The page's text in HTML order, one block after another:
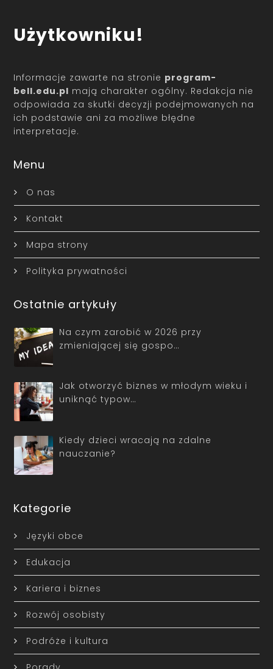
Użytkowniku!
Informacje zawarte na stronie program-
bell.edu.pl mają charakter ogólny. Redakcja nie
odpowiada za skutki decyzji podejmowanych na
ich podstawie ani za możliwe błędne
interpretacje.
Menu
O nas
Kontakt
Mapa strony
Polityka prywatności
Ostatnie artykuły
Na czym zarobić w 2026 przy
zmieniającej się gospo…
Jak otworzyć biznes w młodym wieku i
uniknąć typow…
Kiedy dzieci wracają na zdalne
nauczanie?
Kategorie
Języki obce
Edukacja
Kariera i biznes
Rozwój osobisty
Podróże i kultura